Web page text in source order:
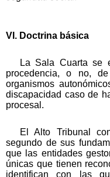
VI. Doctrina básica
La Sala Cuarta se
procedencia, o no,
organismos
discapacidad caso de
procesal.
El Alto Tribunal
segundo de sus
que las entidades
únicas que tienen
identifican con las